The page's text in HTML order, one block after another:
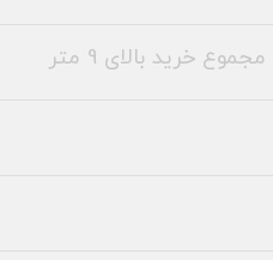
خرید بالای 9 متر